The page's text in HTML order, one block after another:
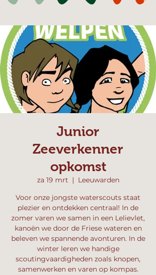
Junior
Zeeverkenner
opkomst
za 19 mrt
  |
Leeuwarden
Voor onze jongste waterscouts staat
plezier en ontdekken centraal! In de
zomer varen we samen in een Lelievlet,
kanoën we door de Friese wateren en
beleven we spannende avonturen. In de
winter leren we handige
scoutingvaardigheden zoals knopen,
samenwerken en varen op kompas.